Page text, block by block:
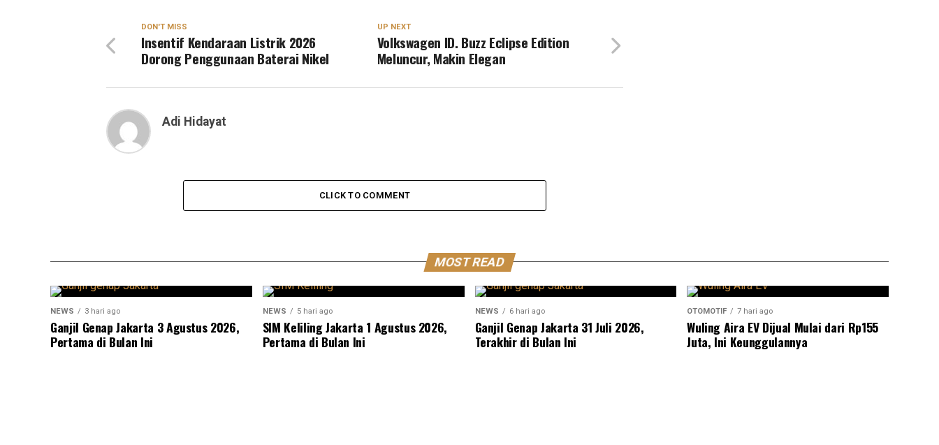
UP NEXT
Volkswagen ID. Buzz Eclipse Edition
Meluncur, Makin Elegan
DON'T MISS
Insentif Kendaraan Listrik 2026
Dorong Penggunaan Baterai Nikel
Adi Hidayat
CLICK TO COMMENT
MOST READ
NEWS 3 hari ago
Ganjil Genap Jakarta 3 Agustus 2026,
Pertama di Bulan Ini
NEWS 5 hari ago
SIM Keliling Jakarta 1 Agustus 2026,
Pertama di Bulan Ini
NEWS 6 hari ago
Ganjil Genap Jakarta 31 Juli 2026,
Terakhir di Bulan Ini
OTOMOTIF 7 hari ago
Wuling Aira EV Dijual Mulai dari Rp155
Juta, Ini Keunggulannya